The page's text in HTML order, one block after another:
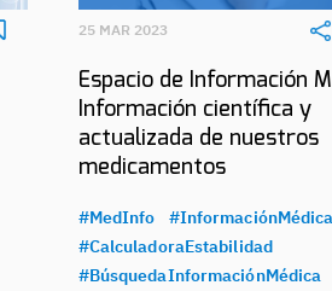
25 MAR 2023
Espacio de Información
Información científica y
actualizada de nuestros
medicamentos
#MedInfo
#InformaciónMédica
#CalculadoraEstabilidad
#BúsquedaInformaciónMédica